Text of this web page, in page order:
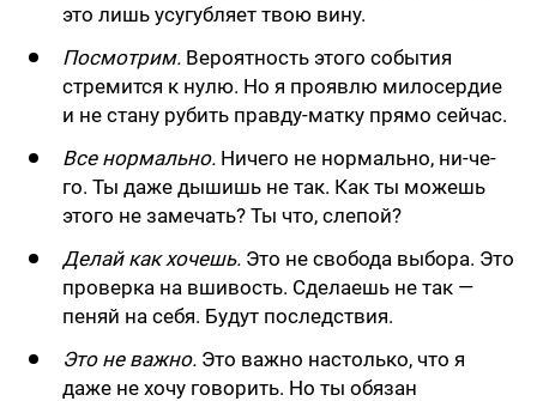
это лишь усугубляет твою вину.
Посмотрим. Вероятность этого события
стремится к нулю. Но я проявлю милосердие
и не стану рубить правду-матку прямо сейчас.
Все нормально. Ничего не нормально, ни-че-
го. Ты даже дышишь не так. Как ты можешь
этого не замечать? Ты что, слепой?
Делай как хочешь. Это не свобода выбора. Это
проверка на вшивость. Сделаешь не так —
пеняй на себя. Будут последствия.
Это не важно. Это важно настолько, что я
даже не хочу говорить. Но ты обязан